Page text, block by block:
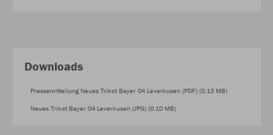
Downloads
Pressemitteilung Neues Trikot Bayer 04 Leverkusen (PDF) (0.13 MB)
Neues Trikot Bayer 04 Leverkusen (JPG) (0.10 MB)